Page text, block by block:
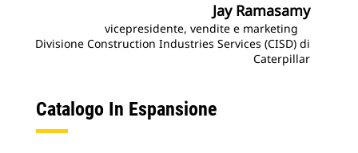
Jay Ramasamy
vicepresidente, vendite e marketing
Divisione Construction Industries Services (CISD) di
Caterpillar
Catalogo In Espansione